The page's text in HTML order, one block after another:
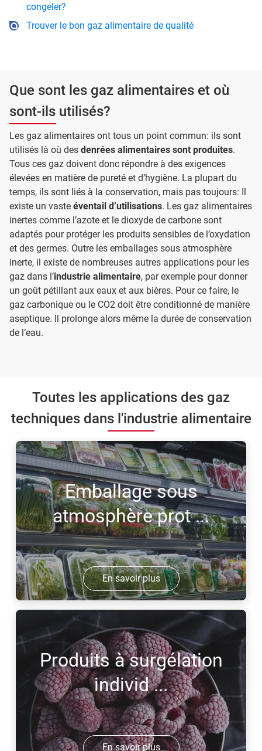
congeler?
Trouver le bon gaz alimentaire de qualité
Que sont les gaz alimentaires et où
sont-ils utilisés?
Les gaz alimentaires ont tous un point commun: ils sont
utilisés là où des denrées alimentaires sont produites.
Tous ces gaz doivent donc répondre à des exigences
élevées en matière de pureté et d’hygiène. La plupart du
temps, ils sont liés à la conservation, mais pas toujours: Il
existe un vaste éventail d’utilisations. Les gaz alimentaires
inertes comme l’azote et le dioxyde de carbone sont
adaptés pour protéger les produits sensibles de l’oxydation
et des germes. Outre les emballages sous atmosphère
inerte, il existe de nombreuses autres applications pour les
gaz dans l’industrie alimentaire, par exemple pour donner
un goût pétillant aux eaux et aux bières. Pour ce faire, le
gaz carbonique ou le CO2 doit être conditionné de manière
aseptique. Il prolonge alors même la durée de conservation
de l’eau.
Toutes les applications des gaz
techniques dans l'industrie alimentaire
Emballage sous
atmosphère prot ...
En savoir plus
Produits à surgélation
individ ...
En savoir plus